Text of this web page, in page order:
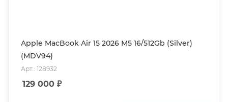
Apple MacBook Air 15 2026 M5 16/512Gb (Silver)
(MDV94)
Арт.: 128932
129 000 ₽